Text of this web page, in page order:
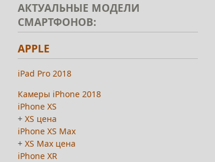
АКТУАЛЬНЫЕ МОДЕЛИ
СМАРТФОНОВ:
APPLE
iPad Pro 2018
Камеры iPhone 2018
iPhone XS
+ XS цена
iPhone XS Max
+ XS Max цена
iPhone XR